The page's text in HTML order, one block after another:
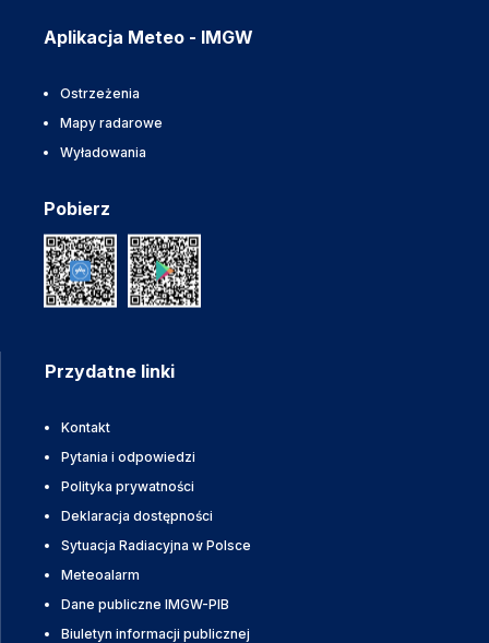
Aplikacja Meteo - IMGW
Ostrzeżenia
Mapy radarowe
Wyładowania
Pobierz
Przydatne linki
Kontakt
Pytania i odpowiedzi
Polityka prywatności
Deklaracja dostępności
Sytuacja Radiacyjna w Polsce
Meteoalarm
Dane publiczne IMGW-PIB
Biuletyn informacji publicznej